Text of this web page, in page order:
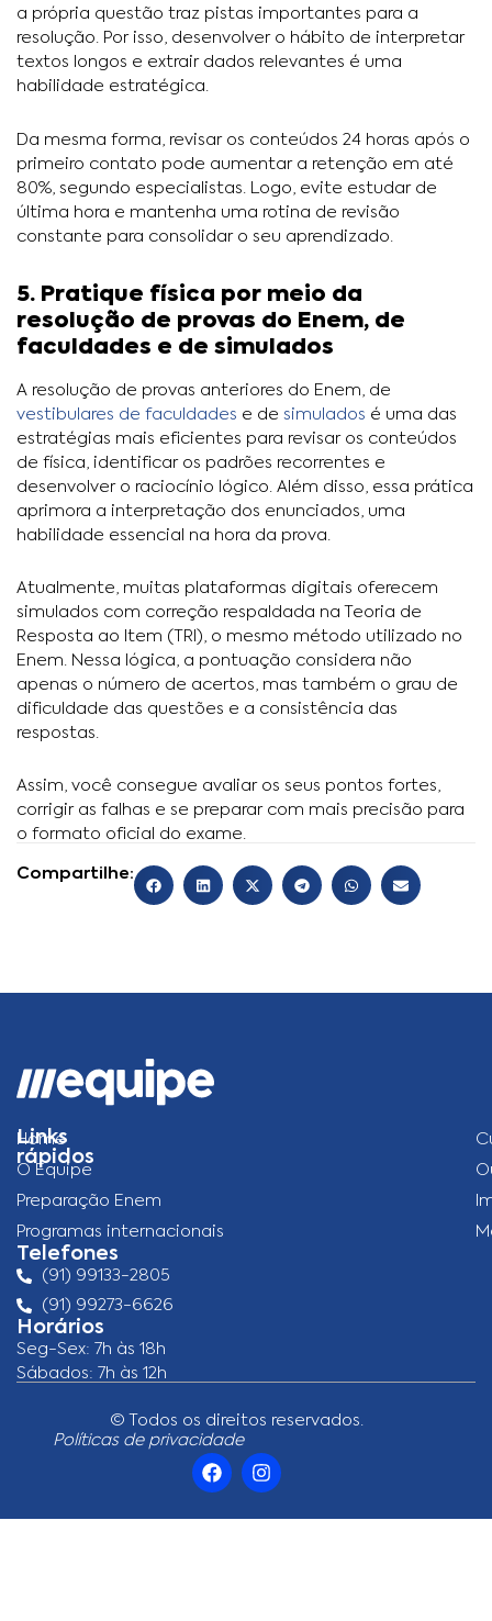
a própria questão traz pistas importantes para a
resolução. Por isso, desenvolver o hábito de interpretar
textos longos e extrair dados relevantes é uma
habilidade estratégica.
Da mesma forma, revisar os conteúdos 24 horas após o
primeiro contato pode aumentar a retenção em até
80%, segundo especialistas. Logo, evite estudar de
última hora e mantenha uma rotina de revisão
constante para consolidar o seu aprendizado.
5. Pratique física por meio da
resolução de provas do Enem, de
faculdades e de simulados
A resolução de provas anteriores do Enem, de
vestibulares de faculdades e de simulados é uma das
estratégias mais eficientes para revisar os conteúdos
de física, identificar os padrões recorrentes e
desenvolver o raciocínio lógico. Além disso, essa prática
aprimora a interpretação dos enunciados, uma
habilidade essencial na hora da prova.
Atualmente, muitas plataformas digitais oferecem
simulados com correção respaldada na Teoria de
Resposta ao Item (TRI), o mesmo método utilizado no
Enem. Nessa lógica, a pontuação considera não
apenas o número de acertos, mas também o grau de
dificuldade das questões e a consistência das
respostas.
Assim, você consegue avaliar os seus pontos fortes,
corrigir as falhas e se preparar com mais precisão para
o formato oficial do exame.
Compartilhe:
Links
rápidos
Home
O Equipe
Preparação Enem
Programas internacionais
Telefones
(91) 99133-2805
(91) 99273-6626
Horários
Seg-Sex: 7h às 18h
Sábados: 7h às 12h
© Todos os direitos reservados.
Políticas de privacidade
F
a
e
I
n
t